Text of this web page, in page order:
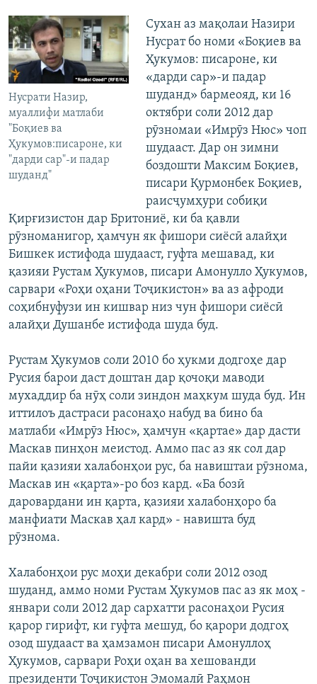
Нусрати Назир,
муаллифи матлаби
"Боқиев ва
Ҳукумов:писароне, ки
"дарди сар"-и падар
шуданд"
Сухан аз мақолаи Назири
Нусрат бо номи «Боқиев ва
Ҳукумов: писароне, ки
«дарди сар»-и падар
шуданд» бармеояд, ки 16
октябри соли 2012 дар
рӯзномаи «Имрӯз Нюс» чоп
шудааст. Дар он зимни
боздошти Максим Боқиев,
писари Қурмонбек Боқиев,
раисҷумҳури собиқи
Қирғизистон дар Бритониё, ки ба қавли
рӯзноманигор, ҳамчун як фишори сиёсӣ алайҳи
Бишкек истифода шудааст, гуфта мешавад, ки
қазияи Рустам Ҳукумов, писари Амонулло Ҳукумов,
сарвари «Роҳи оҳани Тоҷикистон» ва аз афроди
соҳибнуфузи ин кишвар низ чун фишори сиёсӣ
алайҳи Душанбе истифода шуда буд.
Рустам Ҳукумов соли 2010 бо ҳукми додгоҳе дар
Русия барои даст доштан дар қочоқи маводи
мухаддир ба нӯҳ соли зиндон маҳкум шуда буд. Ин
иттилоъ дастраси расонаҳо набуд ва бино ба
матлаби «Имрӯз Нюс», ҳамчун «қартае» дар дасти
Маскав пинҳон меистод. Аммо пас аз як сол дар
пайи қазияи халабонҳои рус, ба навиштаи рӯзнома,
Маскав ин «қарта»-ро боз кард. «Ба бозӣ
даровардани ин қарта, қазияи халабонҳоро ба
манфиати Маскав ҳал кард» - навишта буд
рӯзнома.
Халабонҳои рус моҳи декабри соли 2012 озод
шуданд, аммо номи Рустам Ҳукумов пас аз як моҳ -
январи соли 2012 дар сархатти расонаҳои Русия
қарор гирифт, ки гуфта мешуд, бо қарори додгоҳ
озод шудааст ва ҳамзамон писари Амонуллоҳ
Ҳукумов, сарвари Роҳи оҳан ва хешованди
президенти Тоҷикистон Эмомалӣ Раҳмон